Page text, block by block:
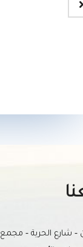
- شارع الحرية - مجمع